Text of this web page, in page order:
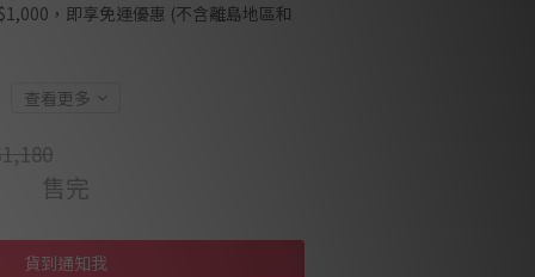
，即享免運優惠 (不含離島地區和
查看更多
售完
貨到通知我